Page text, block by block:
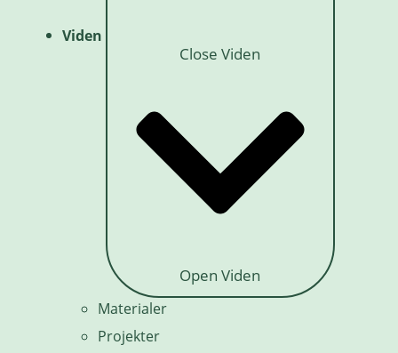
Viden
Close Viden
Open Viden
Materialer
Projekter